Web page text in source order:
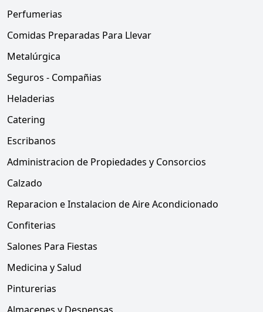
Perfumerias
Comidas Preparadas Para Llevar
Metalúrgica
Seguros - Compañias
Heladerias
Catering
Escribanos
Administracion de Propiedades y Consorcios
Calzado
Reparacion e Instalacion de Aire Acondicionado
Confiterias
Salones Para Fiestas
Medicina y Salud
Pinturerias